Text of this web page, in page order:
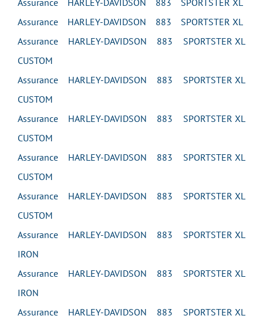
Assurance HARLEY-DAVIDSON 883 SPORTSTER XL
Assurance HARLEY-DAVIDSON 883 SPORTSTER XL
Assurance HARLEY-DAVIDSON 883 SPORTSTER XL
CUSTOM
Assurance HARLEY-DAVIDSON 883 SPORTSTER XL
CUSTOM
Assurance HARLEY-DAVIDSON 883 SPORTSTER XL
CUSTOM
Assurance HARLEY-DAVIDSON 883 SPORTSTER XL
CUSTOM
Assurance HARLEY-DAVIDSON 883 SPORTSTER XL
CUSTOM
Assurance HARLEY-DAVIDSON 883 SPORTSTER XL
IRON
Assurance HARLEY-DAVIDSON 883 SPORTSTER XL
IRON
Assurance HARLEY-DAVIDSON 883 SPORTSTER XL